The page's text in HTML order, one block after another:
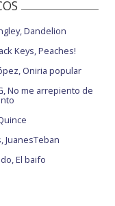
Dandelion
Keys, Peaches!
Oniria popular
No me arrepiento de
JuanesTeban
El baifo